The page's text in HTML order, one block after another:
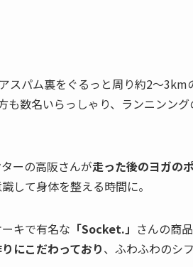
スパム裏をぐるっと周り約2〜3km
数名いらっしゃり、ランニンン
ーの高阪さんが走った後のヨガの
して身体を整える時間に。
キで有名な 「Socket.」 さんの商
にこだわっており、ふわふわのシ